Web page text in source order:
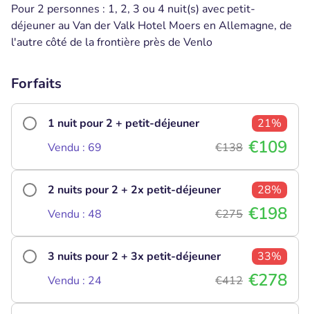
Pour 2 personnes : 1, 2, 3 ou 4 nuit(s) avec petit-
déjeuner au Van der Valk Hotel Moers en Allemagne, de
l'autre côté de la frontière près de Venlo
Forfaits
1 nuit pour 2 + petit-déjeuner
21%
Vendu : 69
€138 €109
2 nuits pour 2 + 2x petit-déjeuner
28%
Vendu : 48
€275 €198
3 nuits pour 2 + 3x petit-déjeuner
33%
Vendu : 24
€412 €278